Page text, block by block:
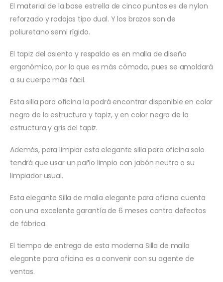
El material de la base estrella de cinco puntas es de nylon
reforzado y rodajas tipo dual. Y los brazos son de
poliuretano semi rígido.
El tapiz del asiento y respaldo es en malla de diseño
ergonómico, por lo que es más cómoda, pues se amoldará
a su cuerpo más fácil.
Esta silla para oficina la podrá encontrar disponible en color
negro de la estructura y tapiz, y en color negro de la
estructura y gris del tapiz.
Además, para limpiar esta elegante silla para oficina solo
tendrá que usar un paño limpio con jabón neutro o su
limpiador usual.
Esta elegante Silla de malla elegante para oficina cuenta
con una excelente garantía de 6 meses contra defectos
de fábrica.
El tiempo de entrega de esta moderna Silla de malla
elegante para oficina es a convenir con su agente de
ventas.